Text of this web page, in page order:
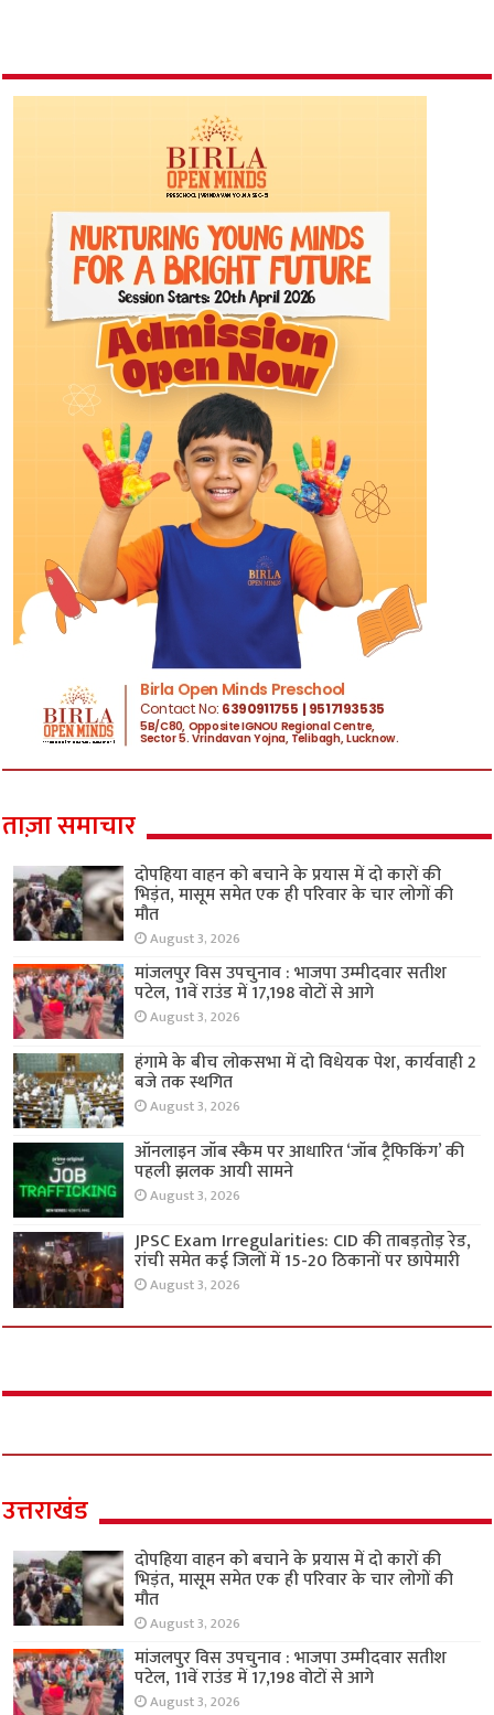
ताज़ा समाचार
दोपहिया वाहन को बचाने के प्रयास में दो कारों की
भिड़ंत, मासूम समेत एक ही परिवार के चार लोगों की
मौत
August 3, 2026
मांजलपुर विस उपचुनाव : भाजपा उम्मीदवार सतीश
पटेल, 11वें राउंड में 17,198 वोटों से आगे
August 3, 2026
हंगामे के बीच लोकसभा में दो विधेयक पेश, कार्यवाही 2
बजे तक स्थगित
August 3, 2026
ऑनलाइन जॉब स्कैम पर आधारित ‘जॉब ट्रैफिकिंग’ की
पहली झलक आयी सामने
August 3, 2026
JPSC Exam Irregularities: CID की ताबड़तोड़ रेड,
रांची समेत कई जिलों में 15-20 ठिकानों पर छापेमारी
August 3, 2026
उत्तराखंड
दोपहिया वाहन को बचाने के प्रयास में दो कारों की
भिड़ंत, मासूम समेत एक ही परिवार के चार लोगों की
मौत
August 3, 2026
मांजलपुर विस उपचुनाव : भाजपा उम्मीदवार सतीश
पटेल, 11वें राउंड में 17,198 वोटों से आगे
August 3, 2026